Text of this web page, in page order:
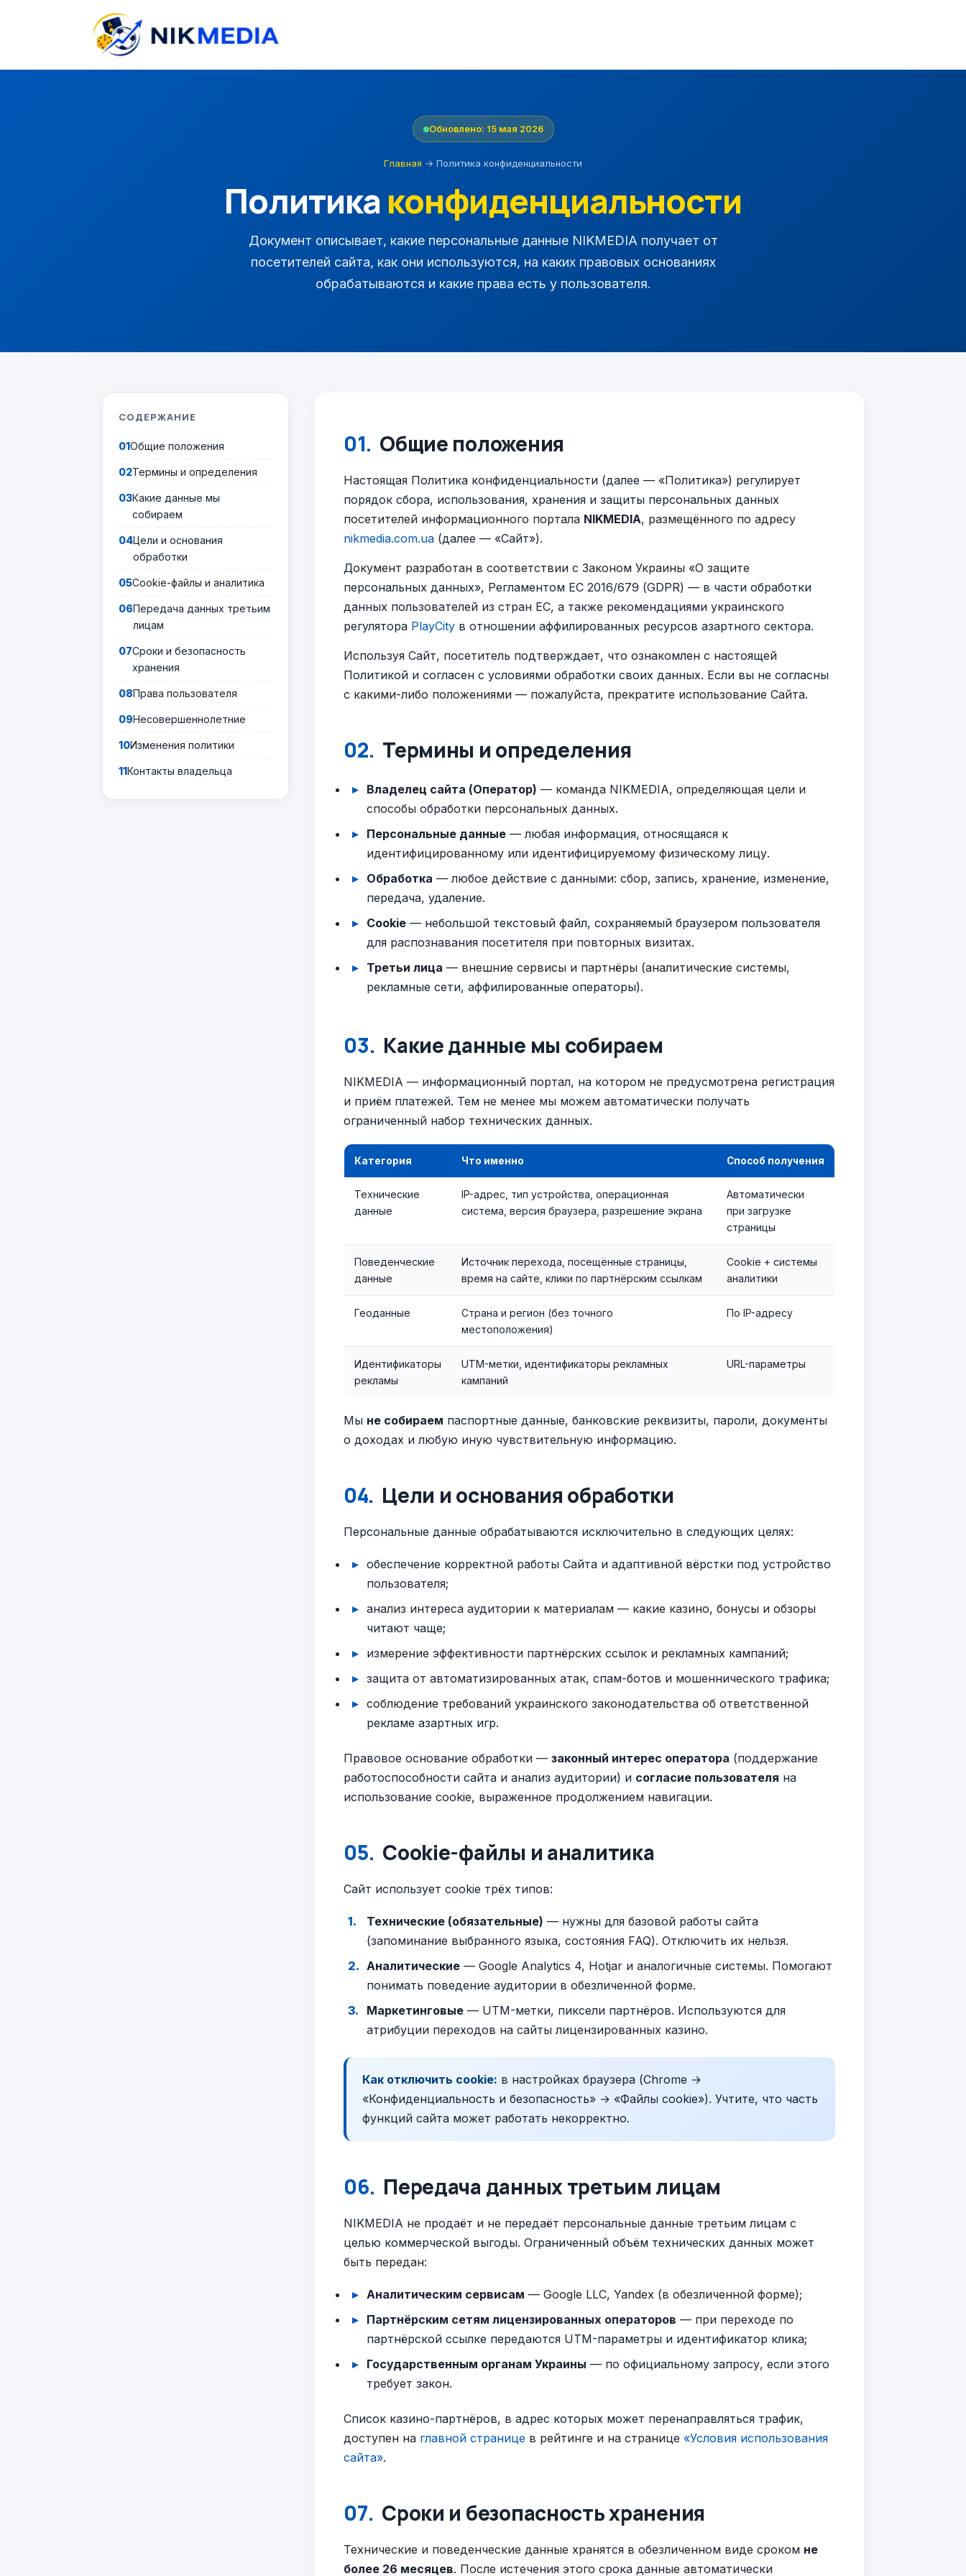
Обновлено: 15 мая 2026
Главная → Политика конфиденциальности
Политика конфиденциальности
Документ описывает, какие персональные данные NIKMEDIA получает от
посетителей сайта, как они используются, на каких правовых основаниях
обрабатываются и какие права есть у пользователя.
СОДЕРЖАНИЕ
Общие положения
Термины и определения
Какие данные мы
собираем
Цели и основания
обработки
Cookie-файлы и аналитика
Передача данных третьим
лицам
Сроки и безопасность
хранения
Права пользователя
Несовершеннолетние
Изменения политики
Контакты владельца
01. Общие положения
Настоящая Политика конфиденциальности (далее — «Политика») регулирует
порядок сбора, использования, хранения и защиты персональных данных
посетителей информационного портала NIKMEDIA, размещённого по адресу
nikmedia.com.ua (далее — «Сайт»).
Документ разработан в соответствии с Законом Украины «О защите
персональных данных», Регламентом ЕС 2016/679 (GDPR) — в части обработки
данных пользователей из стран ЕС, а также рекомендациями украинского
регулятора PlayCity в отношении аффилированных ресурсов азартного сектора.
Используя Сайт, посетитель подтверждает, что ознакомлен с настоящей
Политикой и согласен с условиями обработки своих данных. Если вы не согласны
с какими-либо положениями — пожалуйста, прекратите использование Сайта.
02. Термины и определения
Владелец сайта (Оператор) — команда NIKMEDIA, определяющая цели и
способы обработки персональных данных.
Персональные данные — любая информация, относящаяся к
идентифицированному или идентифицируемому физическому лицу.
Обработка — любое действие с данными: сбор, запись, хранение, изменение,
передача, удаление.
Cookie — небольшой текстовый файл, сохраняемый браузером пользователя
для распознавания посетителя при повторных визитах.
Третьи лица — внешние сервисы и партнёры (аналитические системы,
рекламные сети, аффилированные операторы).
03. Какие данные мы собираем
NIKMEDIA — информационный портал, на котором не предусмотрена регистрация
и приём платежей. Тем не менее мы можем автоматически получать
ограниченный набор технических данных.
Категория Что именно Способ получения
Технические
данные
IP-адрес, тип устройства, операционная
система, версия браузера, разрешение экрана
Автоматически
при загрузке
страницы
Поведенческие
данные
Источник перехода, посещённые страницы,
время на сайте, клики по партнёрским ссылкам
Cookie + системы
аналитики
Геоданные
Страна и регион (без точного
местоположения)
По IP-адресу
Идентификаторы
рекламы
UTM-метки, идентификаторы рекламных
кампаний
URL-параметры
Мы не собираем паспортные данные, банковские реквизиты, пароли, документы
о доходах и любую иную чувствительную информацию.
04. Цели и основания обработки
Персональные данные обрабатываются исключительно в следующих целях:
обеспечение корректной работы Сайта и адаптивной вёрстки под устройство
пользователя;
анализ интереса аудитории к материалам — какие казино, бонусы и обзоры
читают чаще;
измерение эффективности партнёрских ссылок и рекламных кампаний;
защита от автоматизированных атак, спам-ботов и мошеннического трафика;
соблюдение требований украинского законодательства об ответственной
рекламе азартных игр.
Правовое основание обработки — законный интерес оператора (поддержание
работоспособности сайта и анализ аудитории) и согласие пользователя на
использование cookie, выраженное продолжением навигации.
05. Cookie-файлы и аналитика
Сайт использует cookie трёх типов:
Технические (обязательные) — нужны для базовой работы сайта
(запоминание выбранного языка, состояния FAQ). Отключить их нельзя.
Аналитические — Google Analytics 4, Hotjar и аналогичные системы. Помогают
понимать поведение аудитории в обезличенной форме.
Маркетинговые — UTM-метки, пиксели партнёров. Используются для
атрибуции переходов на сайты лицензированных казино.
Как отключить cookie: в настройках браузера (Chrome →
«Конфиденциальность и безопасность» → «Файлы cookie»). Учтите, что часть
функций сайта может работать некорректно.
06. Передача данных третьим лицам
NIKMEDIA не продаёт и не передаёт персональные данные третьим лицам с
целью коммерческой выгоды. Ограниченный объём технических данных может
быть передан:
Аналитическим сервисам — Google LLC, Yandex (в обезличенной форме);
Партнёрским сетям лицензированных операторов — при переходе по
партнёрской ссылке передаются UTM-параметры и идентификатор клика;
Государственным органам Украины — по официальному запросу, если этого
требует закон.
Список казино-партнёров, в адрес которых может перенаправляться трафик,
доступен на главной странице в рейтинге и на странице «Условия использования
сайта».
07. Сроки и безопасность хранения
Технические и поведенческие данные хранятся в обезличенном виде сроком не
более 26 месяцев. После истечения этого срока данные автоматически